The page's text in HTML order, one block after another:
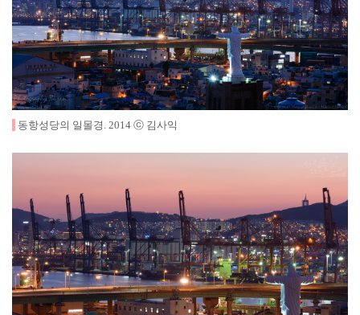
동항성당의 일몰경 . 2014 ⓒ 김사익